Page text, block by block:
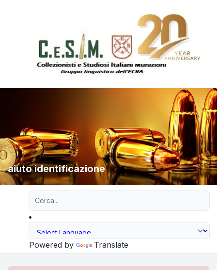
aiuto identificazione
Powered by Translate